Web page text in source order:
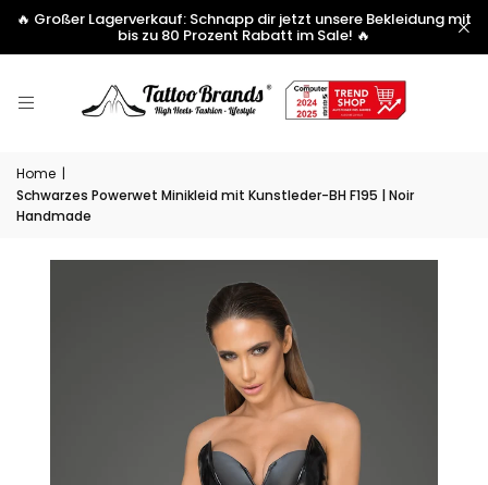
🔥 Großer Lagerverkauf: Schnapp dir jetzt unsere Bekleidung mit
bis zu 80 Prozent Rabatt im Sale! 🔥
Home |
Schwarzes Powerwet Minikleid mit Kunstleder-BH F195 | Noir
Handmade